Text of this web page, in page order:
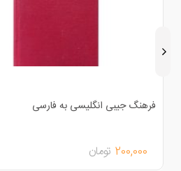
فرهنگ جیبی انگلیسی به فارسی
200,000 تومان